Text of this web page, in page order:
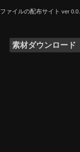
ァイルの配布サイト ver
素材ダウンロード